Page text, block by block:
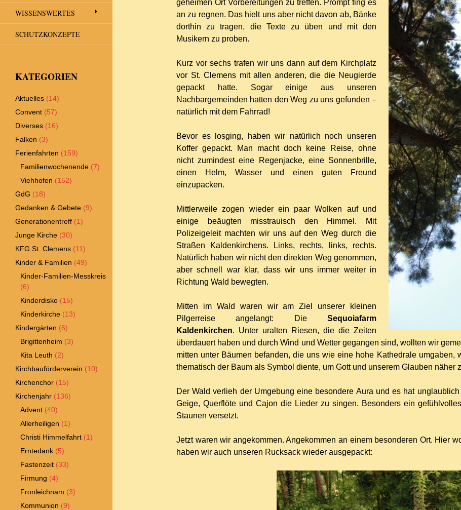
geheimen Ort Vorbereitungen zu treffen. Prompt fing es
an zu regnen. Das hielt uns aber nicht davon ab, Bänke
dorthin zu tragen, die Texte zu üben und mit den
Musikern zu proben.
Kurz vor sechs trafen wir uns dann auf dem Kirchplatz
vor St. Clemens mit allen anderen, die die Neugierde
gepackt hatte. Sogar einige aus unseren
Nachbargemeinden hatten den Weg zu uns gefunden –
natürlich mit dem Fahrrad!
Bevor es losging, haben wir natürlich noch unseren
Koffer gepackt. Man macht doch keine Reise, ohne
nicht zumindest eine Regenjacke, eine Sonnenbrille,
einen Helm, Wasser und einen guten Freund
einzupacken.
Mittlerweile zogen wieder ein paar Wolken auf und
einige beäugten misstrauisch den Himmel. Mit
Polizeigeleit machten wir uns auf den Weg durch die
Straßen Kaldenkirchens. Links, rechts, links, rechts.
Natürlich haben wir nicht den direkten Weg genommen,
aber schnell war klar, dass wir uns immer weiter in
Richtung Wald bewegten.
Mitten im Wald waren wir am Ziel unserer kleinen
Pilgerreise angelangt: Die Sequoiafarm
Kaldenkirchen. Unter uralten Riesen, die die Zeiten
überdauert haben und durch Wind und Wetter gegangen sind, wollten wir
mitten unter Bäumen befanden, die uns wie eine hohe Kathedrale umgaben,
thematisch der Baum als Symbol diente, um Gott und unserem Glauben näher
Der Wald verlieh der Umgebung eine besondere Aura und es hat
Geige, Querflöte und Cajon die Lieder zu singen. Besonders ein
Staunen versetzt.
Jetzt waren wir angekommen. Angekommen an einem besonderen Ort. Hier
haben wir auch unseren Rucksack wieder ausgepackt:
WISSENSWERTES
SCHUTZKONZEPTE
KATEGORIEN
Aktuelles (14)
Convent (57)
Diverses (16)
Falken (3)
Ferienfahrten (159)
Familienwochenende (7)
Viehhofen (152)
GdG (18)
Gedanken & Gebete (9)
Generationentreff (1)
Junge Kirche (30)
KFG St. Clemens (11)
Kinder & Familien (49)
Kinder-Familien-Messkreis
(6)
Kinderdisko (15)
Kinderkirche (13)
Kindergärten (6)
Brigittenheim (3)
Kita Leuth (2)
Kirchbauförderverein (10)
Kirchenchor (15)
Kirchenjahr (136)
Advent (40)
Allerheiligen (1)
Christi Himmelfahrt (1)
Erntedank (5)
Fastenzeit (33)
Firmung (4)
Fronleichnam (3)
Kommunion (9)